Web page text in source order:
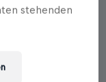
stehenden